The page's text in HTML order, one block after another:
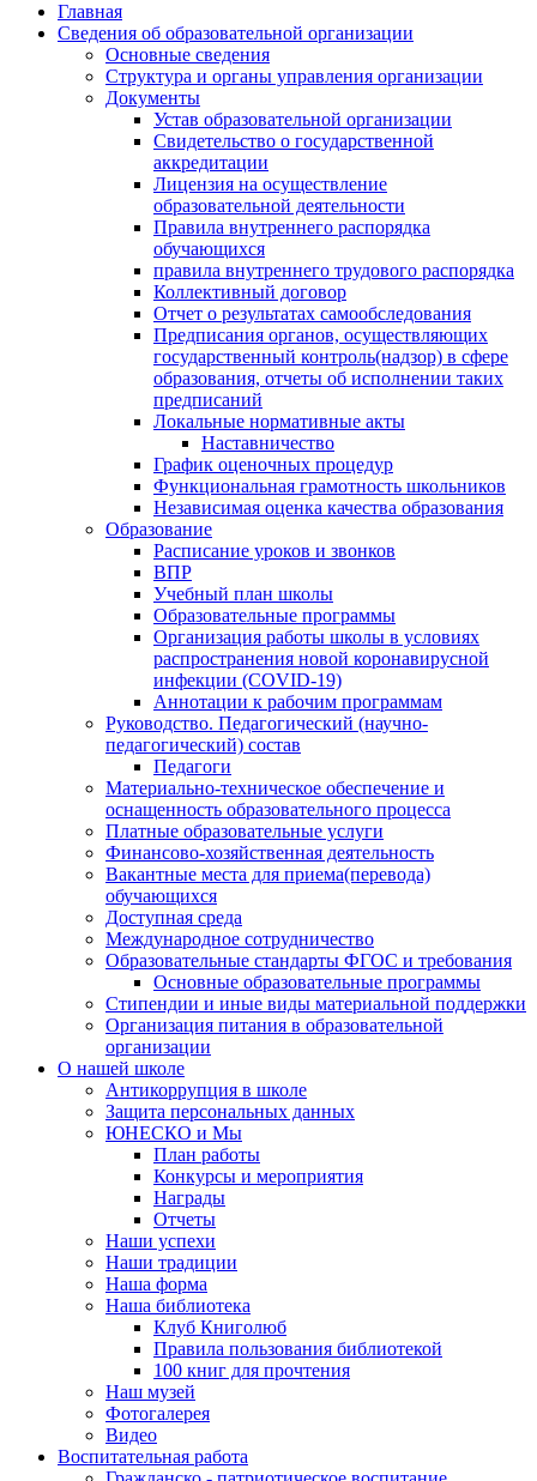
Главная
Сведения об образовательной организации
Основные сведения
Структура и органы управления организации
Документы
Устав образовательной организации
Свидетельство о государственной
аккредитации
Лицензия на осуществление
образовательной деятельности
Правила внутреннего распорядка
обучающихся
правила внутреннего трудового распорядка
Коллективный договор
Отчет о результатах самообследования
Предписания органов, осуществляющих
государственный контроль(надзор) в сфере
образования, отчеты об исполнении таких
предписаний
Локальные нормативные акты
Наставничество
График оценочных процедур
Функциональная грамотность школьников
Независимая оценка качества образования
Образование
Расписание уроков и звонков
ВПР
Учебный план школы
Образовательные программы
Организация работы школы в условиях
распространения новой коронавирусной
инфекции (CОVID-19)
Аннотации к рабочим программам
Руководство. Педагогический (научно-
педагогический) состав
Педагоги
Материально-техническое обеспечение и
оснащенность образовательного процесса
Платные образовательные услуги
Финансово-хозяйственная деятельность
Вакантные места для приема(перевода)
обучающихся
Доступная среда
Международное сотрудничество
Образовательные стандарты ФГОС и требования
Основные образовательные программы
Стипендии и иные виды материальной поддержки
Организация питания в образовательной
организации
О нашей школе
Антикоррупция в школе
Защита персональных данных
ЮНЕСКО и Мы
План работы
Конкурсы и мероприятия
Награды
Отчеты
Наши успехи
Наши традиции
Наша форма
Наша библиотека
Клуб Книголюб
Правила пользования библиотекой
100 книг для прочтения
Наш музей
Фотогалерея
Видео
Воспитательная работа